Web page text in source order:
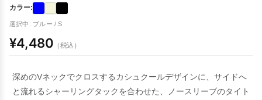
カラー:
選択中: ブルー / S
¥4,480 （税込）
深めのVネックでクロスするカシュクールデザインに、サイドへ
と流れるシャーリングタックを合わせた、ノースリーブのタイト